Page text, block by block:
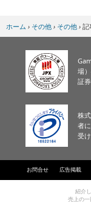
ホーム › その他 › その他 › 記
場
証
株
者
受
お問合せ 広告掲載
紹介
売上の一